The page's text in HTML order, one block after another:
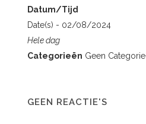
Datum/Tijd
Date(s) - 02/08/2024
Hele dag
Categorieën Geen
GEEN REACTIE'S